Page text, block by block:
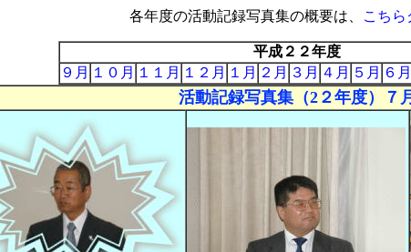
各年度の活動記録写真集の概要は、 こちら
平成２２年度
９月 １０月 １１月 １２月 １月 ２月 ３月 ４月 ５月 ６月
活動記録写真集（2２年度）７月